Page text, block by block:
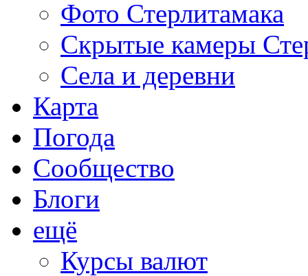
Фото Стерлитамака
Скрытые камеры
Села и деревни
Карта
Погода
Сообщество
Блоги
ещё
Курсы валют